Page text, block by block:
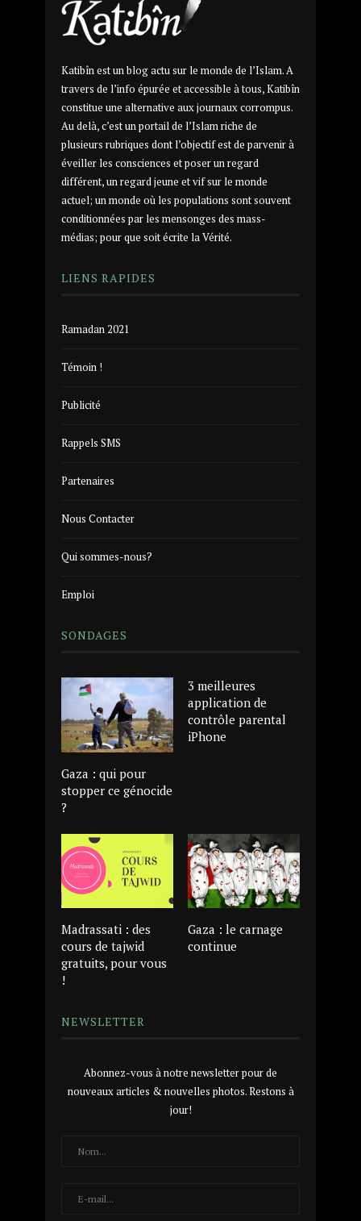
Katibîn est un blog actu sur le monde de l’Islam. A
travers de l’info épurée et accessible à tous, Katibîn
constitue une alternative aux journaux corrompus.
Au delà, c’est un portail de l’Islam riche de
plusieurs rubriques dont l’objectif est de parvenir à
éveiller les consciences et poser un regard
différent, un regard jeune et vif sur le monde
actuel; un monde où les populations sont souvent
conditionnées par les mensonges des mass-
médias; pour que soit écrite la Vérité.
LIENS RAPIDES
Ramadan 2021
Témoin !
Publicité
Rappels SMS
Partenaires
Nous Contacter
Qui sommes-nous?
Emploi
SONDAGES
Gaza : qui pour
stopper ce génocide
?
3 meilleures
application de
contrôle parental
iPhone
Madrassati : des
cours de tajwid
gratuits, pour vous
!
Gaza : le carnage
continue
NEWSLETTER
Abonnez-vous à notre newsletter pour de
nouveaux articles & nouvelles photos. Restons à
jour!